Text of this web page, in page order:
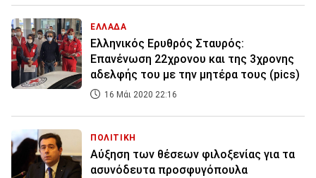
ΕΛΛΑΔΑ
Ελληνικός Ερυθρός Σταυρός:
Επανένωση 22χρονου και της 3χρονης
αδελφής του με την μητέρα τους (pics)
16 Μάι 2020 22:16
ΠΟΛΙΤΙΚΗ
Αύξηση των θέσεων φιλοξενίας για τα
ασυνόδευτα προσφυγόπουλα